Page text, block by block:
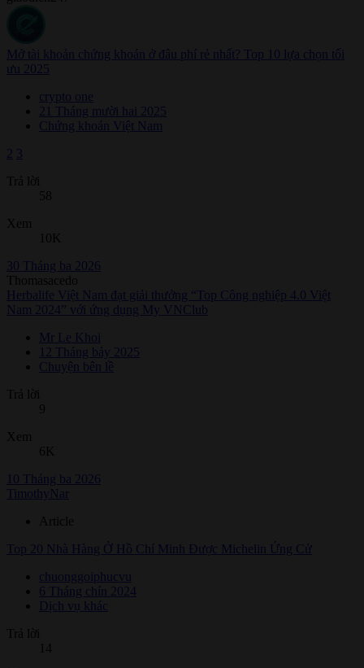
Mở tài khoản chứng khoán ở đâu phí rẻ nhất? Top 10 lựa chọn tối
ưu 2025
crypto one
21 Tháng mười hai 2025
Chứng khoán Việt Nam
2
3
Trả lời
58
Xem
10K
30 Tháng ba 2026
Thomasacedo
Herbalife Việt Nam đạt giải thưởng “Top Công nghiệp 4.0 Việt
Nam 2024” với ứng dụng My VNClub
Mr Le Khoi
12 Tháng bảy 2025
Chuyện bên lề
Trả lời
9
Xem
6K
10 Tháng ba 2026
TimothyNar
Article
Top 20 Nhà Hàng Ở Hồ Chí Minh Được Michelin Ứng Cử
chuonggoiphucvu
6 Tháng chín 2024
Dịch vụ khác
Trả lời
14